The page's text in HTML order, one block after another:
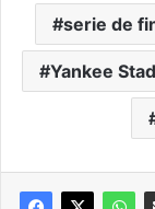
serie de
Yankee